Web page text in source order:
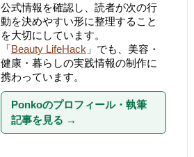
公式情報を確認し、読者が次の行
動を決めやすい形に整理すること
を大切にしています。
「Beauty LifeHack 」でも、美容・
健康・暮らしの実践情報の制作に
携わっています。
Ponkoのプロフィール・執筆
記事を見る →